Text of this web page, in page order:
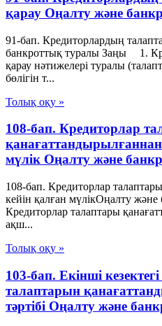
қарау Оңалту және
91-бап. Кредиторлардың
банкроттық туралы Заңы 1.
қарау нәтижелері туралы
бөлігін т...
Толық оқу »
108-бап. Кредиторлар
қанағаттандырылғаннан
мүлік Оңалту және
108-бап. Кредиторлар
кейін қалған мүлікОңалту
Кредиторлар талаптары
ақш...
Толық оқу »
103-бап. Екінші
талаптарын
тәртібі Оңалту және